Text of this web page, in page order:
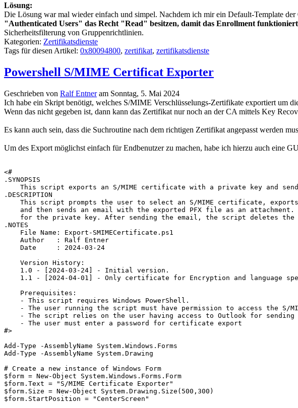
Lösung:
Die Lösung war mal wieder einfach und simpel. Nachdem ich mir ein Default-Template
"Authenticated Users" das Recht "Read" besitzen, damit das Enrollment
Sicherheitsfilterung von Gruppenrichtlinien.
Kategorien: Zertifikatsdienste
Tags für diesen Artikel: 0x80094800, zertifikat, zertifikatsdienste
Powershell S/MIME Certificat Exporter
Geschrieben von Ralf Entneram Sonntag, 5. Mai 2024
Ich habe ein Skript benötigt, welches S/MIME Verschlüsselungs-Zertifikate exportiert um
Wenn das nicht gegeben ist, dann kann das Zertifikat nur noch an der CA mittels Key
Es kann auch sein, dass die Suchroutine nach dem richtigen Zertifikat angepasst werden
Um des Export möglichst einfach für Endbenutzer zu machen, habe ich hierzu auch eine
<#
.SYNOPSIS
This script exports an S/MIME certificate with a private key and
.DESCRIPTION
This script prompts the user to select an S/MIME certificate,
and then sends an email with the exported PFX file as an
for the private key. After sending the email, the script deletes the
.NOTES
    File Name: Export-SMIMECertificate.ps1
    Author   : Ralf Entner
    Date     : 2024-03-24
    Version History:
    1.0 - [2024-03-24] - Initial version.
1.1 - [2024-04-01] - Only certificate for Encryption and language
    Prerequisites:
    - This script requires Windows PowerShell.
- The user running the script must have permission to access the S/
- The script relies on the user having access to Outlook for sending
    - The user must enter a password for certificate export
#>
Add-Type -AssemblyName System.Windows.Forms
Add-Type -AssemblyName System.Drawing
# Create a new instance of Windows Form
$form = New-Object System.Windows.Forms.Form
$form.Text = "S/MIME Certificate Exporter"
$form.Size = New-Object System.Drawing.Size(500,300)
$form.StartPosition = "CenterScreen"